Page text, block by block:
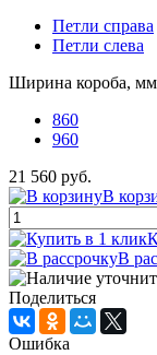
Петли справа
Петли слева
Ширина короба,
860
960
21 560 руб.
В
В
Поделиться
Ошибка